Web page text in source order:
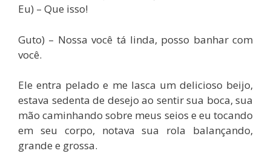
Eu) – Que isso!
Guto) – Nossa você tá linda, posso banhar com
você.
Ele entra pelado e me lasca um delicioso beijo,
estava sedenta de desejo ao sentir sua boca, sua
mão caminhando sobre meus seios e eu tocando
em seu corpo, notava sua rola balançando,
grande e grossa.